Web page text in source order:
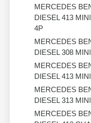
MERCEDES
DIESEL 413
4P
MERCEDES
DIESEL 308
MERCEDES
DIESEL 413
MERCEDES
DIESEL 313
MERCEDES